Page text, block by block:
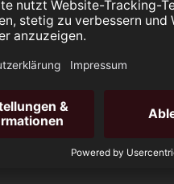
Wohnimmobilien
Marktberichte
Immobilie bewerten